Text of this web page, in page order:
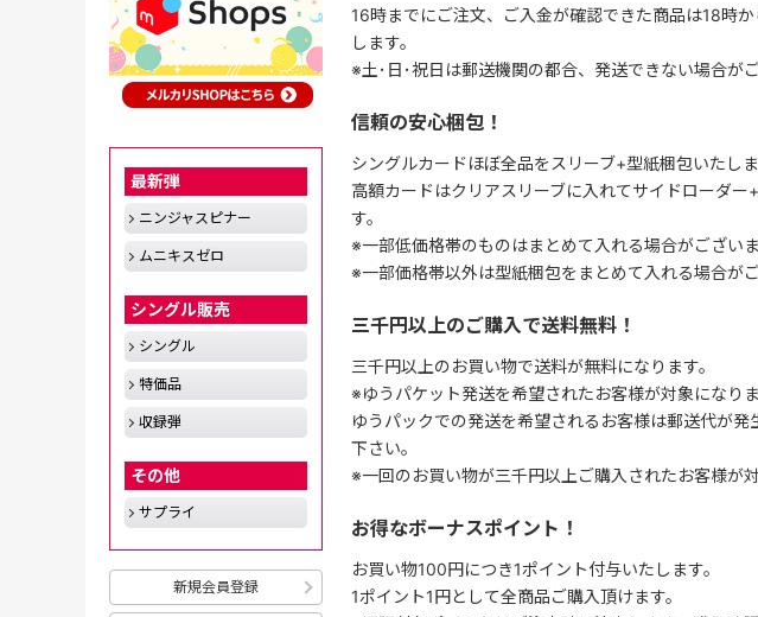
16時までにご注文、ご入金が確認できた商品は18時
します。
※土･日･祝日は郵送機関の都合、発送できない場合がご
信頼の安心梱包！
シングルカードほぼ全品をスリーブ+型紙梱包いたしま
高額カードはクリアスリーブに入れてサイドローダー
す。
※一部低価格帯のものはまとめて入れる場合がございま
※一部価格帯以外は型紙梱包をまとめて入れる場合がご
三千円以上のご購入で送料無料！
三千円以上のお買い物で送料が無料になります。
※ゆうパケット発送を希望されたお客様が対象になりま
ゆうパックでの発送を希望されるお客様は郵送代が発
下さい。
※一回のお買い物が三千円以上ご購入されたお客様が対
お得なボーナスポイント！
お買い物100円につき1ポイント付与いたします。
1ポイント1円として全商品ご購入頂けます。
最新弾
ニンジャスピナー
ムニキスゼロ
シングル販売
シングル
特価品
収録弾
その他
サプライ
新規会員登録